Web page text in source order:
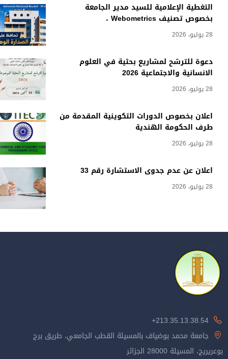
التغطية الإعلامية للسيد مدير الجامعة
بخصوص تصنيف Webometrics ،
28 يوليو، 2026
دعوة للترشح لمشاريع بحثية في العلوم
الانسانية والاجتماعية 2026
28 يوليو، 2026
اعلان بخصوص الدورات التكوينية المقدمة من
طرف الحكومة الهندية
28 يوليو، 2026
اعلان عن عدم جدوى الاستشارة رقم 33
28 يوليو، 2026
213.35.13.38.54+
جامعة محمد بوضياف بالمسيلة القطب الجامعي، طريق برج
بوعريريج، المسيلة 28000 الجزائر